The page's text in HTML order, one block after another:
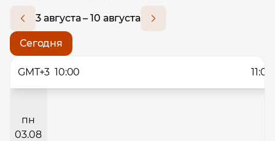
Сегодня
3 августа – 10 августа
пн
03.08
GMT+3 10:00 11:00